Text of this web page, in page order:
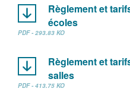
Règlement et
écoles
PDF - 293.83 KO
Règlement et
salles
PDF - 413.75 KO